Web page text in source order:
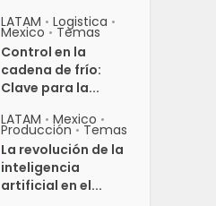
LATAM • Logistica •
Mexico • Temas
Control en la
cadena de frío:
Clave para la...
LATAM • Mexico •
Producción • Temas
La revolución de la
inteligencia
artificial en el...